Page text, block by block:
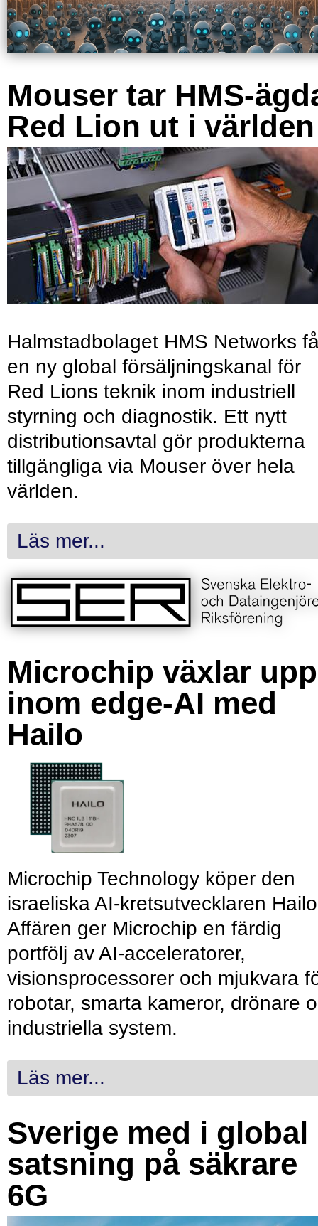
Mouser tar HMS-
Red Lion ut i världen
Halmstadbolaget HMS Networks
en ny global försäljningskanal för
Red Lions teknik inom industriell
styrning och diagnostik. Ett nytt
distributionsavtal gör produkterna
tillgängliga via Mouser över hela
världen.
Läs mer...
Microchip växlar upp
inom edge-AI med
Hailo
Microchip Technology köper den
israeliska AI-kretsutvecklaren
Affären ger Microchip en färdig
portfölj av AI-acceleratorer,
visionsprocessorer och mjukvara
robotar, smarta kameror, drönare
industriella system.
Läs mer...
Sverige med i global
satsning på säkrare
6G